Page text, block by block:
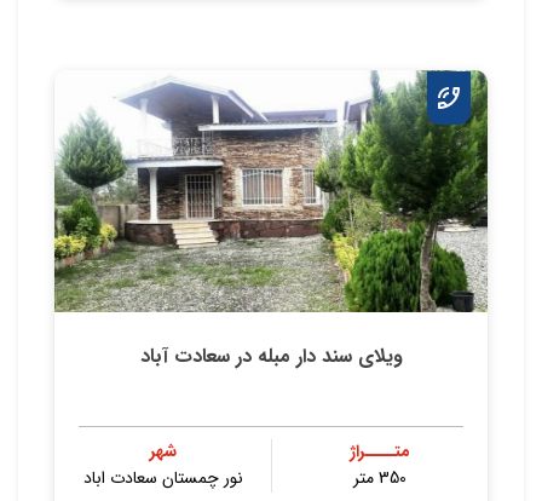
ویلای سند دار مبله در سعادت آباد
متــــراژ
350 متر
شهر
نور چمستان سعادت اباد